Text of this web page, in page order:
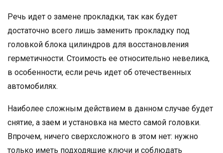
Речь идет о замене прокладки, так как будет
достаточно всего лишь заменить прокладку под
головкой блока цилиндров для восстановления
герметичности. Стоимость ее относительно невелика,
в особенности, если речь идет об отечественных
автомобилях.
Наиболее сложным действием в данном случае будет
снятие, а заем и установка на место самой головки.
Впрочем, ничего сверхсложного в этом нет: нужно
только иметь подходящие ключи и соблюдать